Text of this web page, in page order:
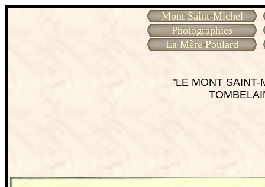
Mont Saint-Michel
Photographies
La Mère Poulard
"LE MONT SAINT-